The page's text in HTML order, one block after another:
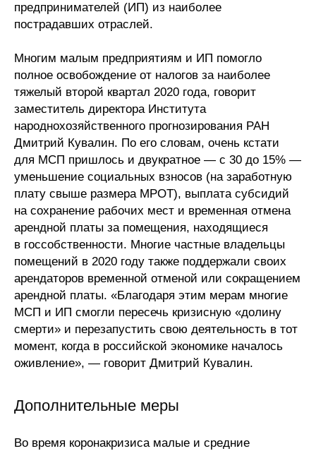
предпринимателей (ИП) из наиболее
пострадавших отраслей.
Многим малым предприятиям и ИП помогло
полное освобождение от налогов за наиболее
тяжелый второй квартал 2020 года, говорит
заместитель директора Института
народнохозяйственного прогнозирования РАН
Дмитрий Кувалин. По его словам, очень кстати
для МСП пришлось и двукратное — с 30 до 15% —
уменьшение социальных взносов (на заработную
плату свыше размера МРОТ), выплата субсидий
на сохранение рабочих мест и временная отмена
арендной платы за помещения, находящиеся
в госсобственности. Многие частные владельцы
помещений в 2020 году также поддержали своих
арендаторов временной отменой или сокращением
арендной платы. «Благодаря этим мерам многие
МСП и ИП смогли пересечь кризисную «долину
смерти» и перезапустить свою деятельность в тот
момент, когда в российской экономике началось
оживление», — говорит Дмитрий Кувалин.
Дополнительные меры
Во время коронакризиса малые и средние